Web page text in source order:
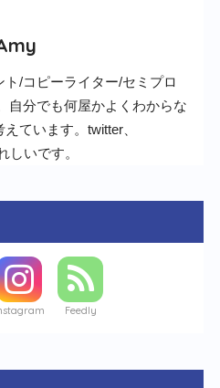
/コピーライター/セミプロ
自分でも何屋かよくわからな
ています。twitter、
しいです。
Feedly